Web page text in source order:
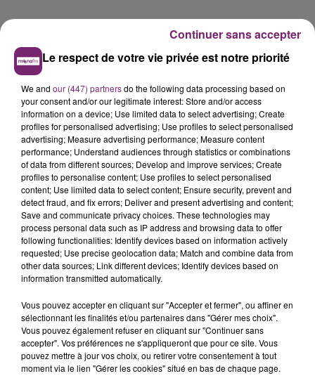
La Bulle - Guinguette éphémère
de Frelinghien !
Le respect de votre vie privée est notre priorité
We and our (447) partnersdo the following data processing based on
your consent and/or our legitimate interest: Store and/or access
information on a device; Use limited data to select advertising; Create
profiles for personalised advertising; Use profiles to select personalised
advertising; Measure advertising performance; Measure content
performance; Understand audiences through statistics or combinations
of data from different sources; Develop and improve services; Create
profiles to personalise content; Use profiles to select personalised
content; Use limited data to select content; Ensure security, prevent and
detect fraud, and fix errors; Deliver and present advertising and content;
Save and communicate privacy choices. These technologies may
process personal data such as IP address and browsing data to offer
following functionalities: Identify devices based on information actively
requested; Use precise geolocation data; Match and combine data from
other data sources; Link different devices; Identify devices based on
information transmitted automatically.
Vous pouvez accepter en cliquant sur "Accepter et fermer", ou affiner en
sélectionnant les finalités et/ou partenaires dans "Gérer mes choix".
Vous pouvez également refuser en cliquant sur "Continuer sans
accepter". Vos préférences ne s'appliqueront que pour ce site. Vous
pouvez mettre à jour vos choix, ou retirer votre consentement à tout
moment via le lien "Gérer les cookies" situé en bas de chaque page.
Continuer sans accepter